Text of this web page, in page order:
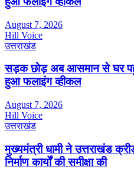
August 7, 2026
Hill Voice
उत्तराखंड
सड़क छोड़ अब आसमान से घर
हुआ फलाइंग व्हीकल
August 7, 2026
Hill Voice
उत्तराखंड
मुख्यमंत्री धामी ने उत्तराखंड
निर्माण कार्यों की समीक्षा की